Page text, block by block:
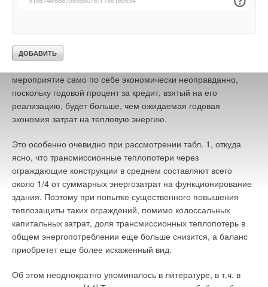
перекрытий, можно показать, что при учете дисконтирования
мероприятие само по себе экономически неоправданно,
поскольку годовой процент за кредит, взятый на его
реализацию, будет больше, чем ожидаемая годовая
экономия затрат на тепловую энергию.
Это особенно очевидно при рассмотрении табл. 1, откуда
ясно, что трансмиссионные теплопотери через
ограждающие конструкции в среднем составляют всего
около 1/4 от суммарных энергозатрат на функционирование
здания. Поэтому при попытке существенного повышения
теплозащиты таких ограждений, помимо колоссальных
капитальных затрат, доля трансмиссионных теплопотерь в
общем энергопотреблении еще больше снизится, а баланс
приобретет еще более искаженный вид.
Об этом неоднократно упоминалось в литературе, в т.ч. в
Комментарии
В этой теме еще нет комментариев
Ваше имя *
Ваш E-mail *
Текст комментария